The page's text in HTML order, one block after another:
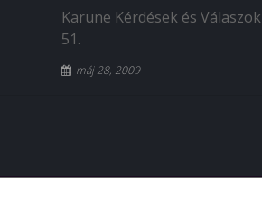
Karune Kérdések és Válaszok
51.
máj 28, 2009